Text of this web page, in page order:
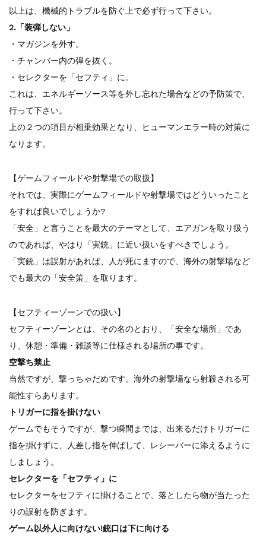
以上は、機械的トラブルを防ぐ上で必ず行って下さい。
2.「装弾しない」
・マガジンを外す。
・チャンバー内の弾を抜く。
・セレクターを「セフティ」に。
これは、エネルギーソース等を外し忘れた場合などの予防策で、
行って下さい。
上の２つの項目が相乗効果となり、ヒューマンエラー時の対策に
なります。
【ゲームフィールドや射撃場での取扱】
それでは、実際にゲームフィールドや射撃場ではどういったこと
をすれば良いでしょうか?
「安全」と言うことを最大のテーマとして、エアガンを取り扱う
のであれば、やはり「実銃」に近い扱いをすべきでしょう。
「実銃」は誤射があれば、人が死にますので、海外の射撃場など
でも最大の「安全策」を取ります。
【セフティーゾーンでの扱い】
セフティーゾーンとは、その名のとおり、「安全な場所」であ
り、休憩・準備・雑談等に仕様される場所の事です。
空撃ち禁止
当然ですが、撃っちゃだめです。海外の射撃場なら射殺される可
能性すらあります。
トリガーに指を掛けない
ゲームでもそうですが、撃つ瞬間までは、出来るだけトリガーに
指を掛けずに、人差し指を伸ばして、レシーバーに添えるように
しましょう。
セレクターを「セフティ」に
セレクターをセフティに掛けることで、落としたら物が当たった
りの誤射を防ぎます。
ゲーム以外人に向けない!銃口は下に向ける